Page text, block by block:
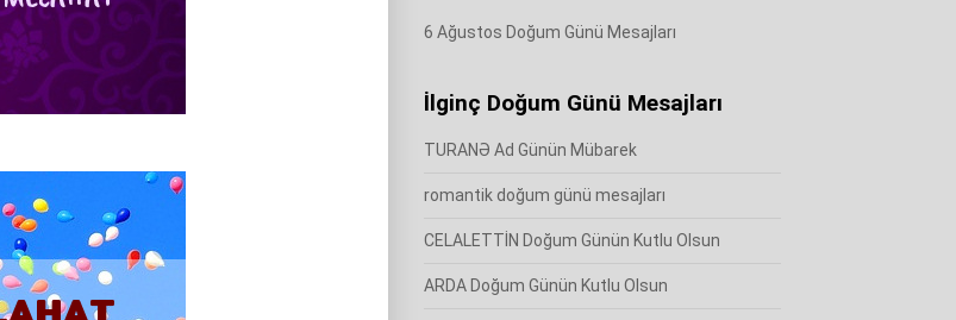
6 Ağustos Doğum Günü Mesajları
İlginç Doğum Günü Mesajları
TURANƏ Ad Günün Mübarek
romantik doğum günü mesajları
CELALETTİN Doğum Günün Kutlu Olsun
ARDA Doğum Günün Kutlu Olsun